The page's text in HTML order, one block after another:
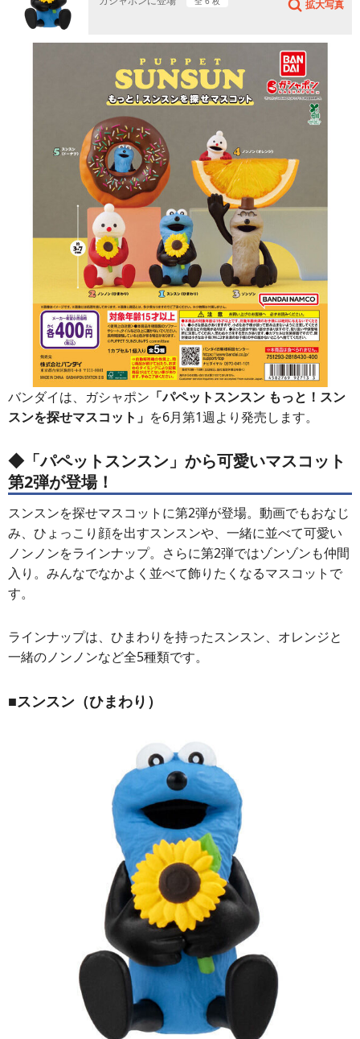
拡大写真
バンダイは、ガシャポン 「パペットスンスン もっと！スン
スンを探せマスコット」 を6月第1週より発売します。
◆「パペットスンスン」から可愛いマスコット
第2弾が登場！
スンスンを探せマスコットに第2弾が登場。動画でもおなじ
み、ひょっこり顔を出すスンスンや、一緒に並べて可愛い
ノンノンをラインナップ。さらに第2弾ではゾンゾンも仲間
入り。みんなでなかよく並べて飾りたくなるマスコットで
す。
ラインナップは、ひまわりを持ったスンスン、オレンジと
一緒のノンノンなど全5種類です。
■スンスン（ひまわり）